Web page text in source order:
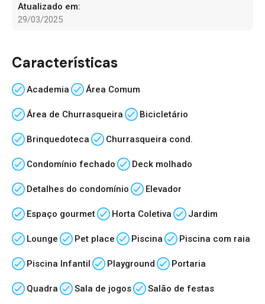
Atualizado em:
29/03/2025
Características
Academia Área Comum
Área de Churrasqueira Bicicletário
Brinquedoteca Churrasqueira cond.
Condomínio fechado Deck molhado
Detalhes do condomínio Elevador
Espaço gourmet Horta Coletiva Jardim
Lounge Pet place Piscina Piscina com raia
Piscina Infantil Playground Portaria
Quadra Sala de jogos Salão de festas